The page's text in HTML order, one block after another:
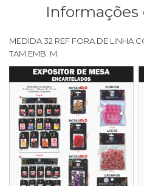
MEDIDA 32 REF FORA DE LINHA
TAM.EMB. M